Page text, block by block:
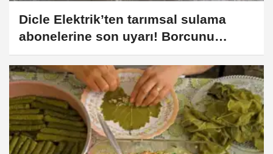
Dicle Elektrik’ten tarımsal sulama
abonelerine son uyarı! Borcunu
ödemeyene elektrik verilmeyecek